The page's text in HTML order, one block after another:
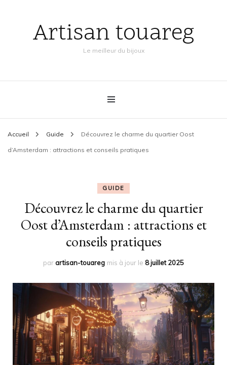
Artisan touareg
Le meilleur du bijoux
Accueil Guide Découvrez le charme du quartier Oost
d’Amsterdam : attractions et conseils pratiques
GUIDE
Découvrez le charme du quartier
Oost d’Amsterdam : attractions et
conseils pratiques
parartisan-touareg mis à jour le 8 juillet 2025